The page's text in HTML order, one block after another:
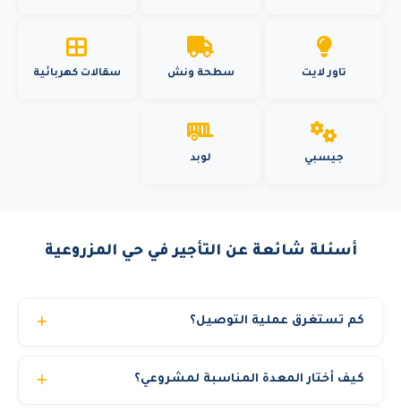
تاور لايت سطحة ونش سقالات كهربائية
جيسبي لوبد
أسئلة شائعة عن التأجير في حي المزروعية
كم تستغرق عملية التوصيل؟
ساعة للتوصيل بين المدن. نعمل على مدار الساعة 24/7 لضمان
كيف أختار المعدة المناسبة لمشروعي؟